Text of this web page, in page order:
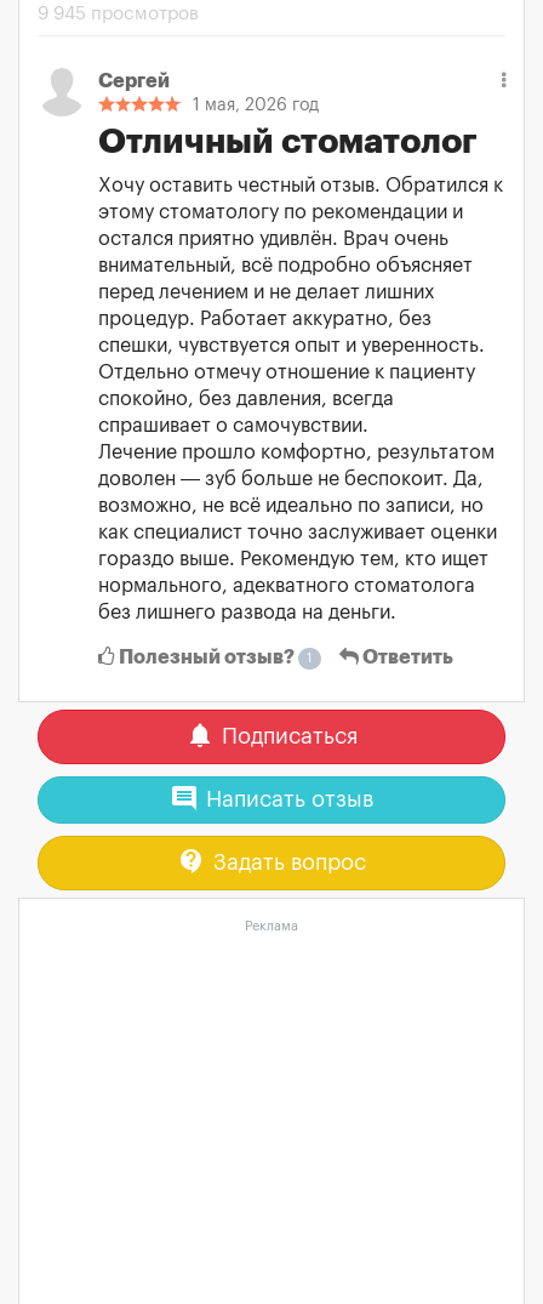
9 945 просмотров
Сергей
1 мая, 2026 год
Отличный стоматолог
Хочу оставить честный отзыв. Обратился к
этому стоматологу по рекомендации и
остался приятно удивлён. Врач очень
внимательный, всё подробно объясняет
перед лечением и не делает лишних
процедур. Работает аккуратно, без
спешки, чувствуется опыт и уверенность.
Отдельно отмечу отношение к пациенту
спокойно, без давления, всегда
спрашивает о самочувствии.
Лечение прошло комфортно, результатом
доволен — зуб больше не беспокоит. Да,
возможно, не всё идеально по записи, но
как специалист точно заслуживает оценки
гораздо выше. Рекомендую тем, кто ищет
нормального, адекватного стоматолога
без лишнего развода на деньги.
Полезный отзыв? 1 Ответить
notifications Подписаться
comment Написать отзыв
contact_support Задать вопрос
Реклама